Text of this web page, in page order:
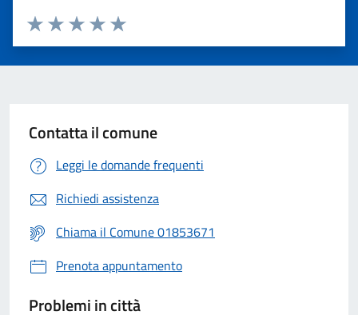
Valuta 5 stelle su 5
Valuta 4 stelle su 5
Valuta 3 stelle su 5
Valuta 2 stelle su 5
Valuta 1 stelle su 5
Contatta il comune
Leggi le domande frequenti
Richiedi assistenza
Chiama il Comune 01853671
Prenota appuntamento
Problemi in città